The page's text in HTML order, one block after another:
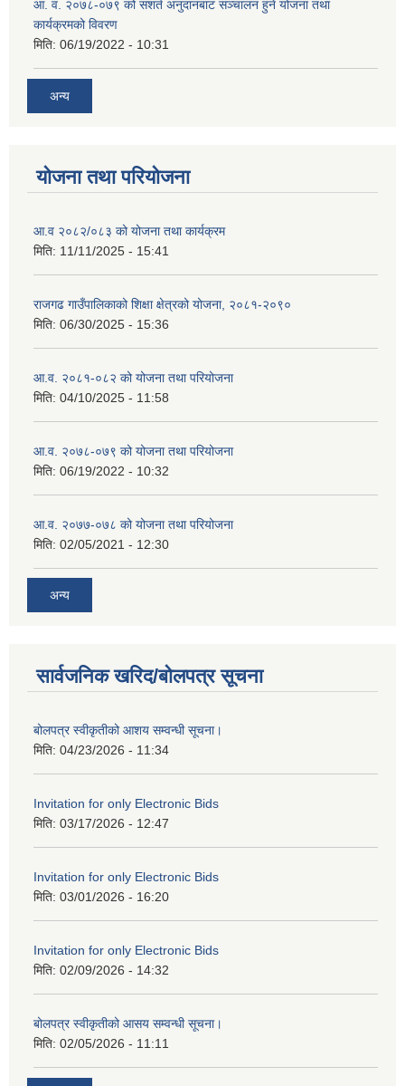
आ. व. २०७८-०७९ को सशर्त अनुदानबाट सञ्चालन हुने योजना तथा
कार्यक्रमको विवरण
मिति: 06/19/2022 - 10:31
अन्य
योजना तथा परियोजना
आ.व २०८२/०८३ को योजना तथा कार्यक्रम
मिति: 11/11/2025 - 15:41
राजगढ गाउँपालिकाको शिक्षा क्षेत्रको योजना, २०८१-२०९०
मिति: 06/30/2025 - 15:36
आ.व. २०८१-०८२ को योजना तथा परियोजना
मिति: 04/10/2025 - 11:58
आ.व. २०७८-०७९ को योजना तथा परियोजना
मिति: 06/19/2022 - 10:32
आ.व. २०७७-०७८ को योजना तथा परियोजना
मिति: 02/05/2021 - 12:30
अन्य
सार्वजनिक खरिद/बोलपत्र सूचना
बोलपत्र स्वीकृतीको आशय सम्वन्धी सूचना।
मिति: 04/23/2026 - 11:34
Invitation for only Electronic Bids
मिति: 03/17/2026 - 12:47
Invitation for only Electronic Bids
मिति: 03/01/2026 - 16:20
Invitation for only Electronic Bids
मिति: 02/09/2026 - 14:32
बोलपत्र स्वीकृतीको आसय सम्वन्धी सूचना।
मिति: 02/05/2026 - 11:11